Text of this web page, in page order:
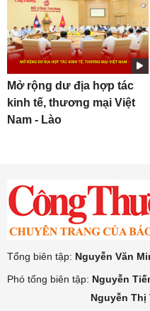
Mở rộng dư địa hợp tác
kinh tế, thương mại Việt
Nam - Lào
Tổng biên tập: Nguyễn Văn
Phó tổng biên tập: Nguyễn
Nguyễn Thị